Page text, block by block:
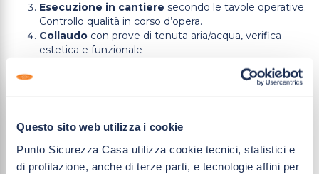
Questo sito web utilizza i cookie
Punto Sicurezza Casa utilizza cookie tecnici, statistici e
di profilazione, anche di terze parti, e tecnologie affini per
Esecuzione in cantiere secondo le tavole operative.
Controllo qualità in corso d’opera.
Collaudo con prove di tenuta aria/acqua, verifica
estetica e funzionale
Certificato di Garanzia firmato dal caposquadra
Ogni passaggio è registrato e tracciabile: la trasparenza è
Vantaggi per il cliente finale